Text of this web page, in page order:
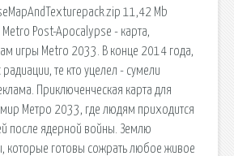
11,42 Mb
Post-Apocalypse - карта,
игры Metro 2033. В конце 2014 года,
те кто уцелел - сумели
Приключенческая карта для
мир Метро 2033, где людям приходится
после ядерной войны. Землю
которые готовы сожрать любое живое